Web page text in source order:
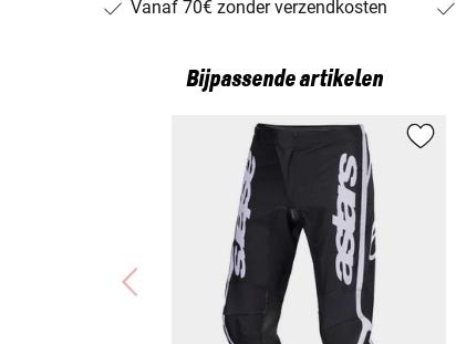
Vanaf 70€ zonder verzendkosten
Bijpassende artikelen